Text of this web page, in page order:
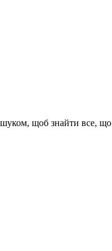
щоб знайти все,